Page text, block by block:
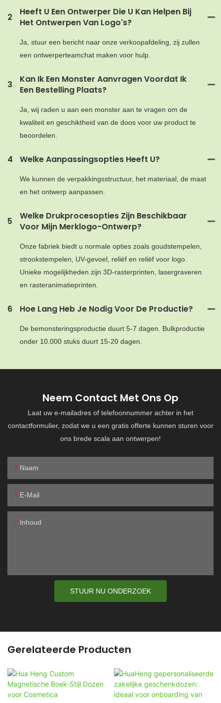
2
Heeft U Een Ontwerper Die U Kan Helpen Bij
Het Ontwerpen Van Logo's?
Ja, stuur een bericht naar onze verkoopafdeling, zij zullen
een ontwerperteamchat maken voor hulp.
3
Kan Ik Een Monster Aanvragen Voordat Ik
Een Bestelling Plaats?
Ja, wij raden u aan een monster aan te vragen om de
kwaliteit en geschiktheid van de doos voor uw product te
beoordelen.
4 Welke Aanpassingsopties Heeft U?
We kunnen de verpakkingsstructuur, het materiaal, de maat
en het ontwerp aanpassen.
5
Welke Drukprocesopties Zijn Beschikbaar
Voor Mijn Merklogo-Ontwerp?
Onze fabriek biedt u normale opties zoals goudstempelen,
strookstempelen, UV-gevoel, reliëf en reliëf voor logo.
Unieke mogelijkheden zijn 3D-rasterprinten, lasergraveren
en rasteranimatieprinten.
6 Hoe Lang Heb Je Nodig Voor De Productie?
De bemonsteringsproductie duurt 5-7 dagen. Bulkproductie
onder 10.000 stuks duurt 15-20 dagen.
Neem Contact Met Ons Op
Laat uw e-mailadres of telefoonnummer achter in het
contactformulier, zodat we u een gratis offerte kunnen sturen voor
ons brede scala aan ontwerpen!
Naam
E-Mail
Inhoud
STUUR NU ONDERZOEK
Gerelateerde Producten